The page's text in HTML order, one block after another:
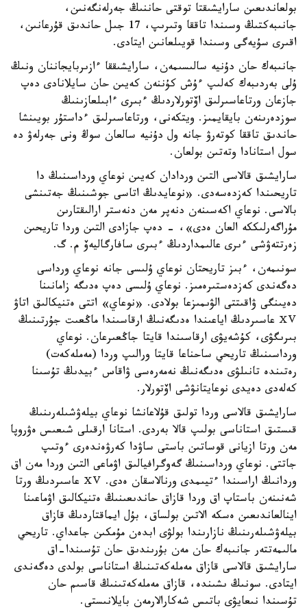
بولعاندىعىن سارايشىقتا توقتى حاننىڭ جەرلەنگەنىن،
جانىبەكتىڭ وسىندا تاققا وتىرىپ، 17 جىل حاندىق قۇرعانىن،
اقىرى سۇيەگى وسىندا قويىلعانىن ايتادى.
جانىبەك حان دۇنيە سالىسىمەن، سارايشىققا ءازىربايجاننان ونىڭ
ۇلى بەردىبەك كەلىپ ءۇش كۇننەن كەيىن حان سايلانادى دەپ
جازعان ورتاعاسىرلىق اۆتورلاردىڭ ءبىرى ءابىلعازىنىڭ
سوزدەرىنەن بايقايمىز. ويتكەنى، ورتاعاسىرلىق ءداستۇر بويىنشا
حاندىق تاققا كوتەرۋ جانە ول دۇنيە سالعان سوڭ ونى جەرلەۋ دە
سول استانادا وتەتىن بولعان.
سارايشىق قالاسى التىن وردادان كەيىن نوعاي ورداسىنىڭ دا
تاريحىندا كەزدەسەدى. «نوعايدىڭ اتاسى جوشىنىڭ جەتىنشى
بالاسى. نوعاي اكەسىنەن دنەپر مەن دنەستر ارالىقتارىن
مۇراگەرلىككە العان ەدى»، - دەپ جازادى التىن وردا تاريحىن
زەرتتەۋشى ءىرى عالىمداردىڭ ءبىرى سافارگاليەۆ م. گ.
سونىمەن، ءبىز تاريحتان نوعاي ۇلىسى جانە نوعاي ورداسى
دەگەندى كەزدەستىرەمىز. نوعاي ۇلىسى دەپ ەدىگە زامانىنا
دەيىنگى ۋاقىتتى الۋىمىزعا بولادى. «نوعاي» اتتى ەتنيكالىق اتاۋ
ⅩⅤ عاسىردىڭ اياعىندا ەدىگەنىڭ ارقاسىندا ماڭعىت جۇرتىنىڭ
بىرىگۋى، كۇشەيۋى ارقاسىندا قايتا جاڭعىرعان. نوعاي
ورداسىنىڭ تاريحي ساحناعا قايتا ورالىپ وردا (مەملەكەت)
رەتىندە تانىلۋى ەدىگەنىڭ نەمەرەسى ۋاقاس ءبيدىڭ تۇسىنا
كەلەدى دەيدى نوعايتانۋشى اۆتورلار.
سارايشىق قالاسى وردا تولىق قۇلاعانشا نوعاي بيلەۋشىلەرىنىڭ
قىستىق استاناسى بولىپ قالا بەردى. استانا ارقىلى شىعىس ەۋروپا
مەن ورتا ازيانى قوساتىن باستى ساۋدا كەرۋەندەرى ءوتىپ
جاتتى. نوعاي ورداسىنىڭ گەوگرافيالىق اۋماعى التىن وردا مەن اق
وردانىڭ اراسىندا ءتيىمدى ورنالاسقان ەدى. ⅩⅤ عاسىردىڭ ورتا
شەنىنەن باستاپ اق وردا قازاق حاندىعىنىڭ ەتنيكالىق اۋماعىنا
اينالعاندىعىن ەسكە الاتىن بولساق، بۇل ايماقتاردىڭ قازاق
بيلەۋشىلەرىنىڭ نازارىندا بولۋى ابدەن مۇمكىن جاعداي. تاريحي
مالىمەتتەر جانىبەك حان مەن بۇرىندىق حان تۇسىندا-اق
سارايشىق قالاسى قازاق مەملەكەتىنىڭ استاناسى بولدى دەگەندى
ايتادى. سونىڭ ىشىندە، قازاق مەملەكەتىنىڭ قاسىم حان
تۇسىندا نىعايۋى باتىس شەكارالارمەن بايلانىستى.